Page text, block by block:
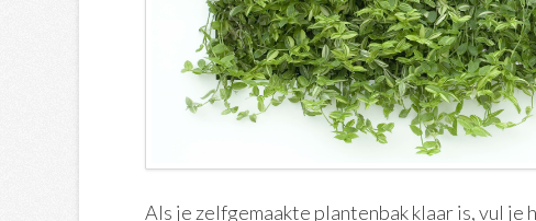
Als je zelfgemaakte plantenbak klaar is, vul